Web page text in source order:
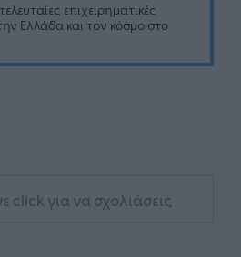
επιχειρηματικές
Ελλάδα και τον κόσμο στο
click για να σχολιάσεις